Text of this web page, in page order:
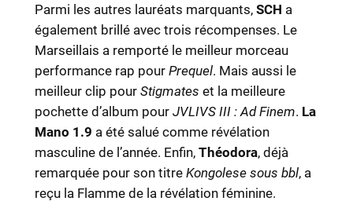
Parmi les autres lauréats marquants, SCH a
également brillé avec trois récompenses. Le
Marseillais a remporté le meilleur morceau
performance rap pour Prequel. Mais aussi le
meilleur clip pour Stigmates et la meilleure
pochette d’album pour JVLIVS III : Ad Finem. La
Mano 1.9 a été salué comme révélation
masculine de l’année. Enfin, Théodora, déjà
remarquée pour son titre Kongolese sous bbl, a
reçu la Flamme de la révélation féminine.